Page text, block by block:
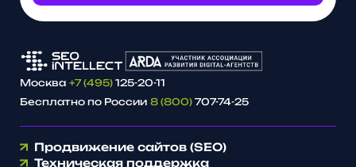
Москва +7 (495) 125-20-11
Бесплатно по России 8 (800) 707-74-25
Продвижение сайтов (SEO)
Техническая поддержка